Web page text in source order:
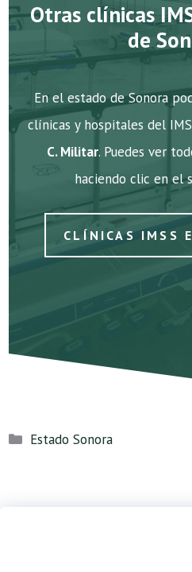
Otras clínicas
de
En el estado de Sonora
clínicas y hospitales del
C. Militar. Puedes ver
haciendo clic en el
CLÍNICAS IMSS
Categorías
Estado Sonora